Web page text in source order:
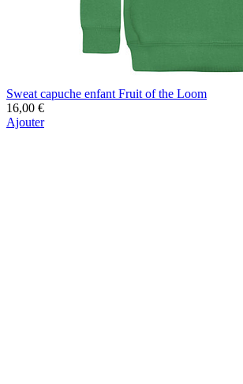
Sweat capuche enfant Fruit of the Loom
16,00 €
Ajouter